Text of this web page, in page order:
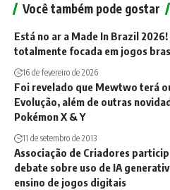
Você também pode gostar
Está no ar a Made In Brazil 2026!
totalmente focada em jogos
16 de fevereiro de 2026
Foi revelado que Mewtwo terá
Evolução, além de outras
Pokémon X & Y
11 de setembro de 2013
Associação de Criadores
debate sobre uso de IA
ensino de jogos digitais